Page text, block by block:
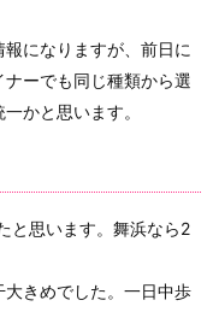
になりますが、前日に
ーでも同じ種類から選
かと思います。
と思います。舞浜なら2
きめでした。一日中歩